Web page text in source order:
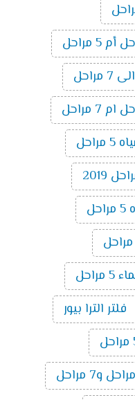
فلتر الترا بيور